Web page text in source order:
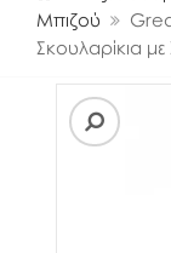
Μπιζού
Σκουλαρίκια